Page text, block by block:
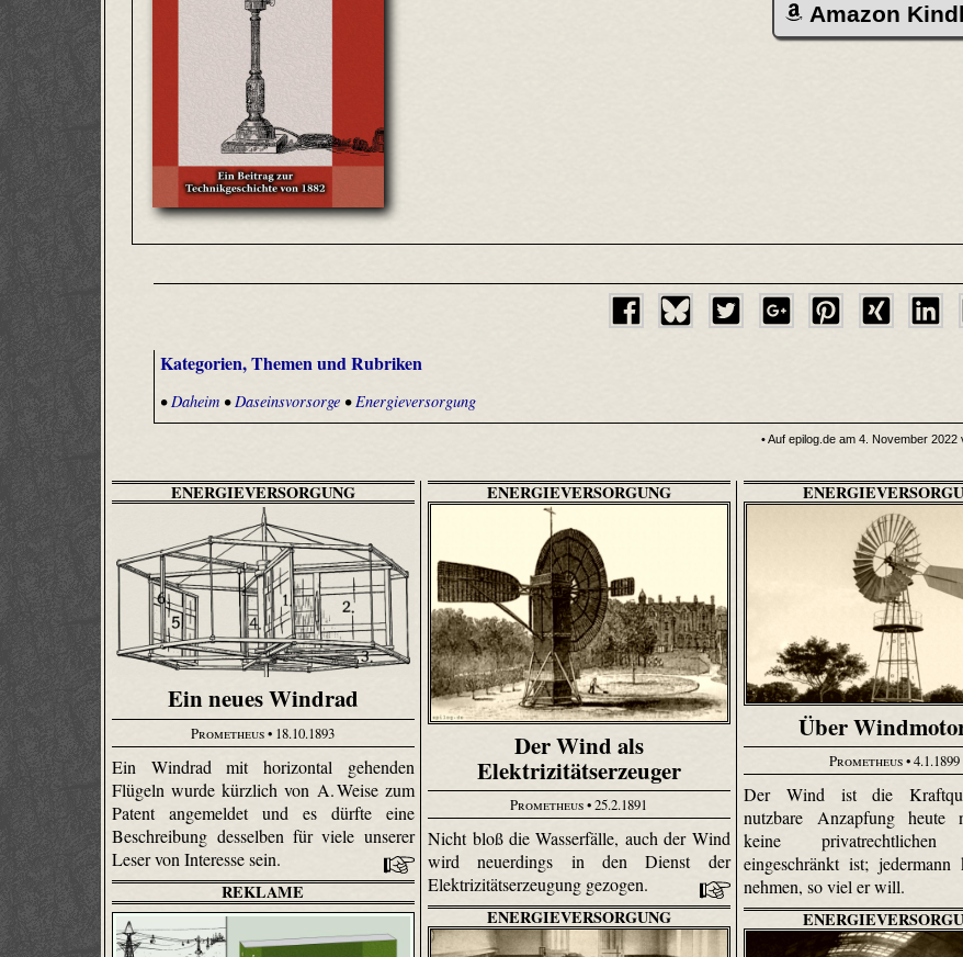
Amazon
Kategorien, Themen und Rubriken
•Daheim •Daseinsvorsorge •Energieversorgung
• Auf epilog.de am 4. November 2022
ENERGIEVERSORGUNG
Ein neues Windrad
Prometheus• 18.10.1893
Ein Windrad mit horizontal gehenden
Flügeln wurde kürzlich von A. Weise zum
Patent angemeldet und es dürfte eine
Beschreibung desselben für viele unserer
Leser von Interesse sein.
ENERGIEVERSORGUNG
Der Wind als
Elektrizitätserzeuger
Prometheus• 25.2.1891
Nicht bloß die Wasserfälle, auch der Wind
wird neuerdings in den Dienst der
Elektrizitätserzeugung gezogen.
Über
Prometheus• 4.1.1899
Der Wind ist die
nutzbare Anzapfung heute
keine privatrechtlichen
eingeschränkt ist; jedermann
nehmen, so viel er will.
REKLAME
ENERGIEVERSORGUNG